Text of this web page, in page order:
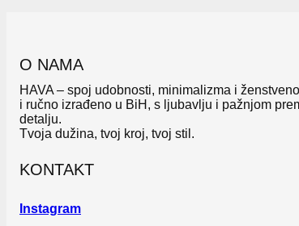
O NAMA
HAVA – spoj udobnosti, minimalizma i
i ručno izrađeno u BiH, s ljubavlju i pažnjom
detalju.
Tvoja dužina, tvoj kroj, tvoj stil.
KONTAKT
Instagram